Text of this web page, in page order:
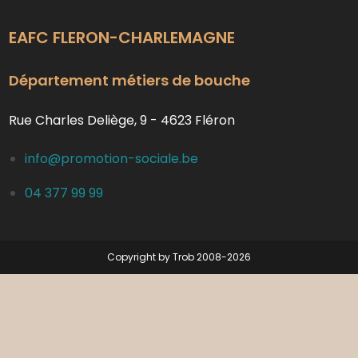
EAFC FLERON-CHARLEMAGNE
Département métiers de bouche
Rue Charles Deliège, 9 - 4623 Fléron
info@promotion-sociale.be
04 377 99 99
Copyright by Trob 2008-2026